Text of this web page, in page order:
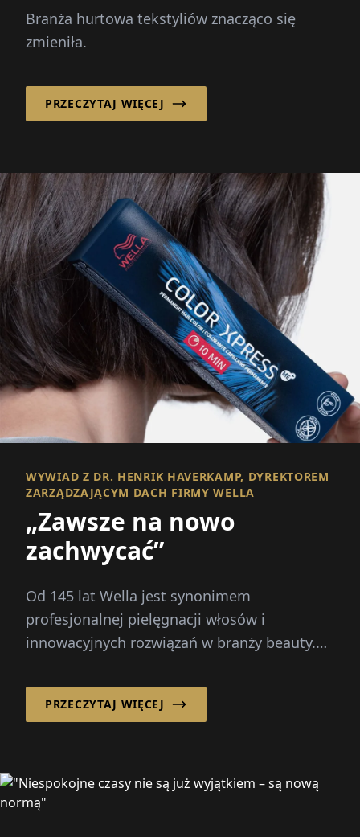
Branża hurtowa tekstyliów znacząco się
zmieniła.
PRZECZYTAJ WIĘCEJ
WYWIAD Z DR. HENRIK HAVERKAMP, DYREKTOREM
ZARZĄDZAJĄCYM DACH FIRMY WELLA
„Zawsze na nowo
zachwycać”
Od 145 lat Wella jest synonimem
profesjonalnej pielęgnacji włosów i
innowacyjnych rozwiązań w branży beauty.
PRZECZYTAJ WIĘCEJ